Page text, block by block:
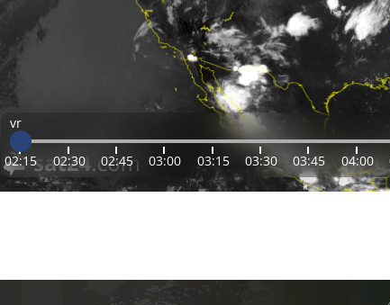
vr
02:15 02:30 02:45 03:00 03:15 03:30 03:45 04:00